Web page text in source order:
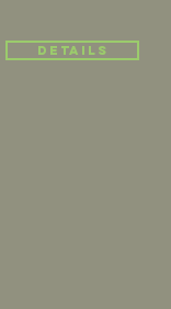
Details